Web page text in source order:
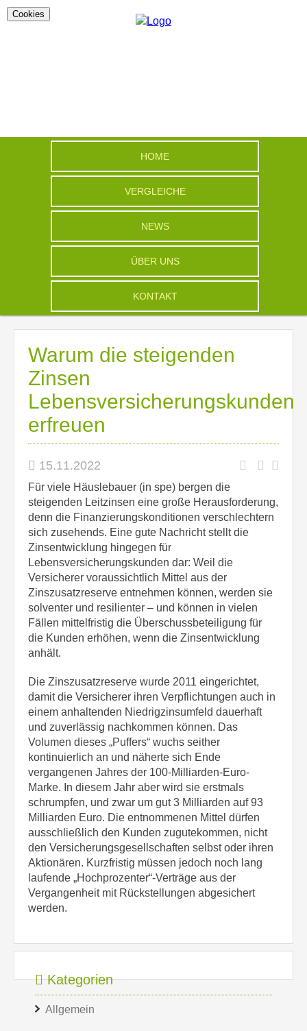
HOME
VERGLEICHE
NEWS
ÜBER UNS
KONTAKT
Warum die steigenden
Zinsen
Lebensversicherungskunden
erfreuen
15.11.2022
Für viele Häuslebauer (in spe) bergen die
steigenden Leitzinsen eine große Herausforderung,
denn die Finanzierungskonditionen verschlechtern
sich zusehends. Eine gute Nachricht stellt die
Zinsentwicklung hingegen für
Lebensversicherungskunden dar: Weil die
Versicherer voraussichtlich Mittel aus der
Zinszusatzreserve entnehmen können, werden sie
solventer und resilienter – und können in vielen
Fällen mittelfristig die Überschussbeteiligung für
die Kunden erhöhen, wenn die Zinsentwicklung
anhält.
Die Zinszusatzreserve wurde 2011 eingerichtet,
damit die Versicherer ihren Verpflichtungen auch in
einem anhaltenden Niedrigzinsumfeld dauerhaft
und zuverlässig nachkommen können. Das
Volumen dieses „Puffers“ wuchs seither
kontinuierlich an und näherte sich Ende
vergangenen Jahres der 100-Milliarden-Euro-
Marke. In diesem Jahr aber wird sie erstmals
schrumpfen, und zwar um gut 3 Milliarden auf 93
Milliarden Euro. Die entnommenen Mittel dürfen
ausschließlich den Kunden zugutekommen, nicht
den Versicherungsgesellschaften selbst oder ihren
Aktionären. Kurzfristig müssen jedoch noch lang
laufende „Hochprozenter“-Verträge aus der
Vergangenheit mit Rückstellungen abgesichert
werden.
Kategorien
Allgemein
Cookies